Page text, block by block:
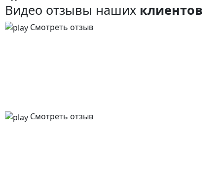
Видео отзывы наших клиентов
Смотреть отзыв
Смотреть отзыв